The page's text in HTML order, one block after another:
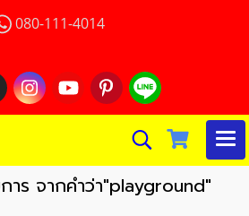
080-111-4014
าร จากคำว่า"playground"